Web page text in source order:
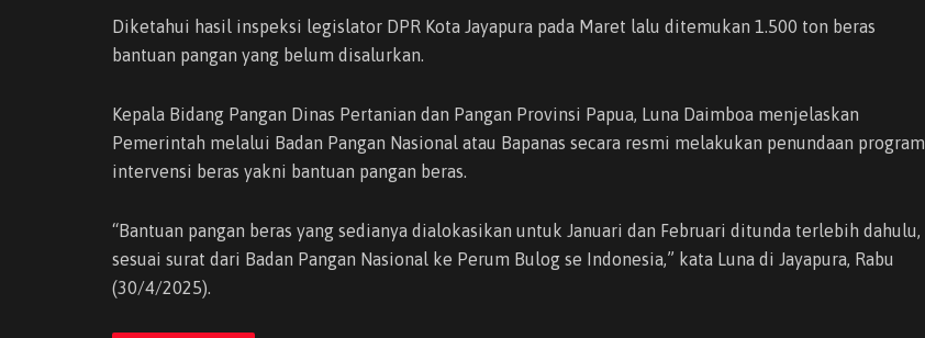
Diketahui hasil inspeksi legislator DPR Kota Jayapura pada Maret lalu ditemukan 1.500 ton beras
bantuan pangan yang belum disalurkan.
Kepala Bidang Pangan Dinas Pertanian dan Pangan Provinsi Papua, Luna Daimboa menjelaskan
Pemerintah melalui Badan Pangan Nasional atau Bapanas secara resmi melakukan penundaan program
intervensi beras yakni bantuan pangan beras.
“Bantuan pangan beras yang sedianya dialokasikan untuk Januari dan Februari ditunda terlebih dahulu,
sesuai surat dari Badan Pangan Nasional ke Perum Bulog se Indonesia,” kata Luna di Jayapura, Rabu
(30/4/2025).